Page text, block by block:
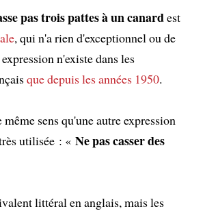
pas trois pattes à un canardest
, qui n'a rien d'exceptionnel ou de
n'existe dans les
que depuis les années 1950.
sens qu'une autre expression
utilisée : « Ne pas casser des
littéral en anglais, mais les